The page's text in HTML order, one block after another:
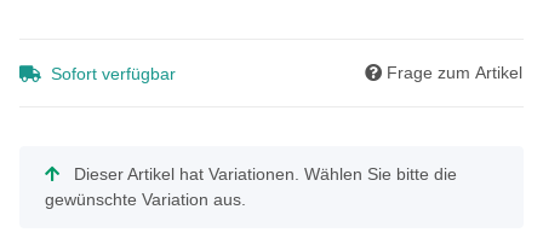
Sofort verfügbar Frage zum Artikel
x
Dieser Artikel hat Variationen. Wählen Sie bitte die
gewünschte Variation aus.